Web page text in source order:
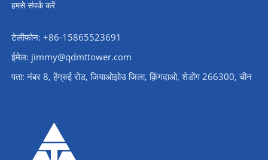
हमसे संपर्क करें
टेलीफोन: +86-15865523691
ईमेल: jimmy@qdmttower.com
पता: नंबर 8, हेंग्रुई रोड, जियाओझोउ जिला, क़िंगदाओ, शेडोंग 266300, चीन